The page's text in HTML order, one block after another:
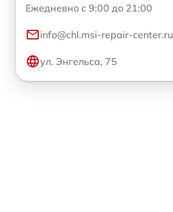
Ежедневно с 9:00 до 21:00
info@chl.msi-repair-center.ru
ул. Энгельса, 75